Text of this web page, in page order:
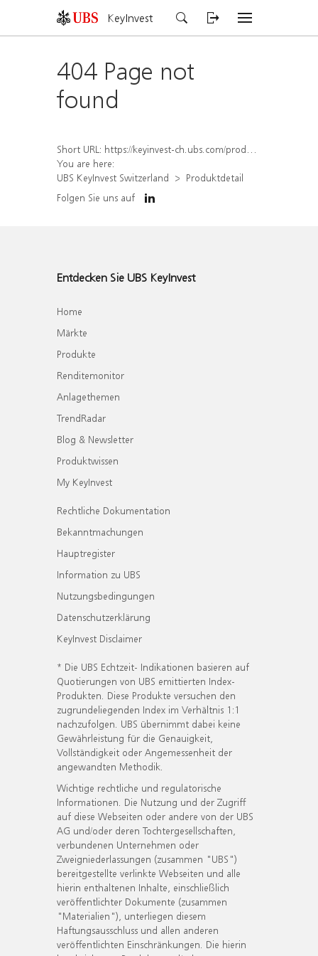
KeyInvest
404 Page not
found
Short URL: https://keyinvest-ch.ubs.com/produkt/detail/index/isin/CH1567415695
You are here:
UBS KeyInvest Switzerland
Produktdetail
Folgen Sie uns auf
Entdecken Sie UBS KeyInvest
Home
Märkte
Produkte
Renditemonitor
Anlagethemen
TrendRadar
Blog & Newsletter
Produktwissen
My KeyInvest
Rechtliche Dokumentation
Bekanntmachungen
Hauptregister
Information zu UBS
Nutzungsbedingungen
Datenschutzerklärung
KeyInvest Disclaimer
* Die UBS Echtzeit- Indikationen basieren auf
Quotierungen von UBS emittierten Index-
Produkten. Diese Produkte versuchen den
zugrundeliegenden Index im Verhältnis 1:1
nachzufolgen. UBS übernimmt dabei keine
Gewährleistung für die Genauigkeit,
Vollständigkeit oder Angemessenheit der
angewandten Methodik.
Wichtige rechtliche und regulatorische
Informationen. Die Nutzung und der Zugriff
auf diese Webseiten oder andere von der UBS
AG und/oder deren Tochtergesellschaften,
verbundenen Unternehmen oder
Zweigniederlassungen (zusammen "UBS")
bereitgestellte verlinkte Webseiten und alle
hierin enthaltenen Inhalte, einschließlich
veröffentlichter Dokumente (zusammen
"Materialien"), unterliegen diesem
Haftungsausschluss und allen anderen
veröffentlichten Einschränkungen. Die hierin